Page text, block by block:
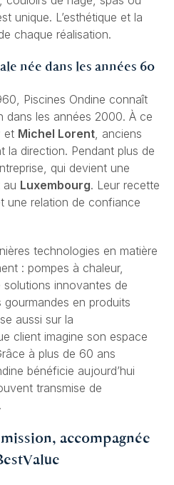
unique. L’esthétique et la
chaque réalisation.
née dans les années 60
Piscines Ondine connaît
dans les années 2000. À ce
et Michel Lorent, anciens
la direction. Pendant plus de
qui devient une
au Luxembourg. Leur recette
une relation de confiance
technologies en matière
: pompes à chaleur,
innovantes de
gourmandes en produits
aussi sur la
client imagine son espace
à plus de 60 ans
bénéficie aujourd’hui
transmise de
accompagnée